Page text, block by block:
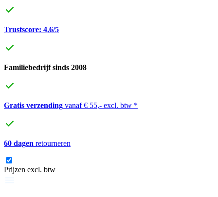
Trustscore: 4,6/5
Familiebedrijf sinds 2008
Gratis verzending vanaf € 55,- excl. btw *
60 dagen retourneren
Prijzen excl. btw